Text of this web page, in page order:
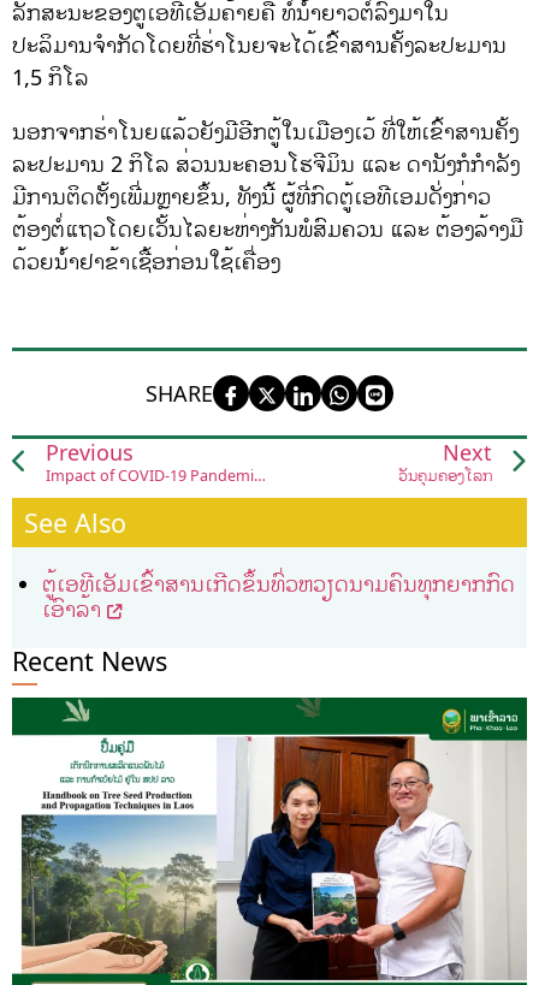
ລັກສະນະຂອງຕູເອທີເອັມຄ້າຍຄື ທໍ່ນ້ຳຍາວຕໍ່ລົງມາໃນ
ປະລິມານຈຳກັດໂດຍທີ່ຮ່າໂນຍຈະໄດ້ເຂົ້າສານຄັ້ງລະປະມານ
1,5 ກິໂລ
ນອກຈາກຮ່າໂນຍແລ້ວຍັງມີອີກຕູ້ໃນເມືອງເວ້ ທີ່ໃຫ້ເຂົ້າສານຄັ້ງ
ລະປະມານ 2 ກິໂລ ສ່ວນນະຄອນໂຮຈີມິນ ແລະ ດານັງກໍກຳລັງ
ມີການຕິດຕັ້ງເພີ່ມຫຼາຍຂຶ້ນ, ທັງນີ້ ຜູ້ທີ່ກົດຕູ້ເອທີເອມດັ່ງກ່າວ
ຕ້ອງຕໍ່ແຖວໂດຍເວັ້ນໄລຍະຫ່າງກັນພໍສົມຄວນ ແລະ ຕ້ອງລ້າງມື
ດ້ວຍນ້ຳຢາຂ້າເຊື້ອກ່ອນໃຊ້ເຄື່ອງ
SHARE
Previous
Impact of COVID-19 Pandemic on Farmers in Asia and the Pacific.
Next
ວັນຄຸ້ມຄອງໂລກ
See Also
ຕູ້ເອທີເອັມເຂົ້າສານເກີດຂຶ້ນທົ່ວຫວຽດນາມຄົນທຸກຍາກກົດ
ເອົາລ້າ
Recent News